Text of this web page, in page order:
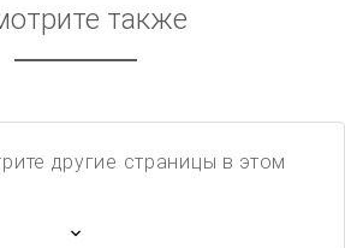
также
другие страницы в этом